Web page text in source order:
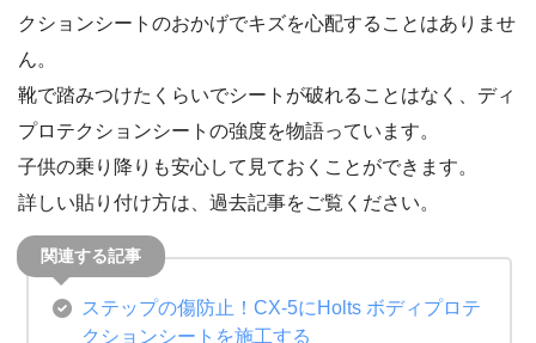
クションシートのおかげでキズを心配することはありませ
ん。
靴で踏みつけたくらいでシートが破れることはなく、ディ
プロテクションシートの強度を物語っています。
子供の乗り降りも安心して見ておくことができます。
詳しい貼り付け方は、過去記事をご覧ください。
ステップの傷防止！CX-5にHolts ボディプロテ
クションシートを施工する